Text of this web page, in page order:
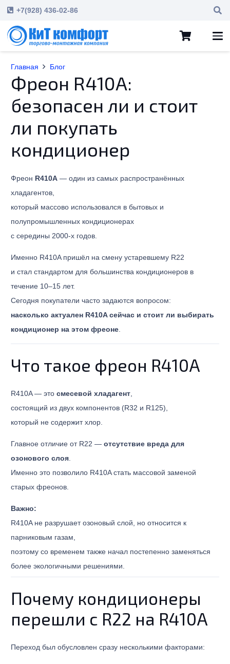
+7(928) 436-02-86
Главная Блог
Фреон R410A:
безопасен ли и стоит
ли покупать
кондиционер
Фреон R410A — один из самых распространённых
хладагентов,
который массово использовался в бытовых и
полупромышленных кондиционерах
с середины 2000-х годов.
Именно R410A пришёл на смену устаревшему R22
и стал стандартом для большинства кондиционеров в
течение 10–15 лет.
Сегодня покупатели часто задаются вопросом:
насколько актуален R410A сейчас и стоит ли выбирать
кондиционер на этом фреоне
Что такое фреон R410A
R410A — это смесевой хладагент
состоящий из двух компонентов (R32 и R125),
который не содержит хлор.
Главное отличие от R22 — отсутствие вреда для
озонового слоя
Именно это позволило R410A стать массовой заменой
старых фреонов.
Важно:
R410A не разрушает озоновый слой, но относится к
парниковым газам,
поэтому со временем также начал постепенно заменяться
более экологичными решениями.
Почему кондиционеры
перешли с R22 на R410A
Переход был обусловлен сразу несколькими факторами: